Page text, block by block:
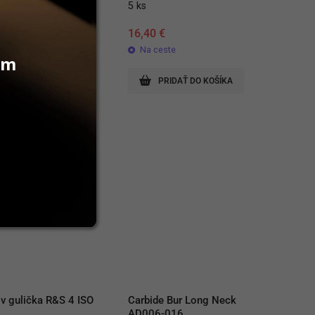
5 ks
16,40 €
Na ceste
PRIDAŤ DO KOŠÍKA
gulička R&S 4 ISO
Carbide Bur Long Neck